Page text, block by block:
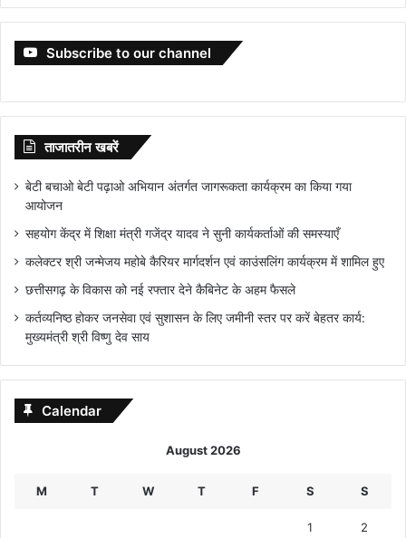
Subscribe to our channel
ताजातरीन खबरें
बेटी बचाओ बेटी पढ़ाओ अभियान अंतर्गत जागरूकता कार्यक्रम का किया गया
आयोजन
सहयोग केंद्र में शिक्षा मंत्री गजेंद्र यादव ने सुनी कार्यकर्ताओं की समस्याएँ
कलेक्टर श्री जन्मेजय महोबे कैरियर मार्गदर्शन एवं काउंसलिंग कार्यक्रम में शामिल हुए
छत्तीसगढ़ के विकास को नई रफ्तार देने कैबिनेट के अहम फैसले
कर्तव्यनिष्ठ होकर जनसेवा एवं सुशासन के लिए जमीनी स्तर पर करें बेहतर कार्य:
मुख्यमंत्री श्री विष्णु देव साय
Calendar
August 2026
M T W T F S S
1 2